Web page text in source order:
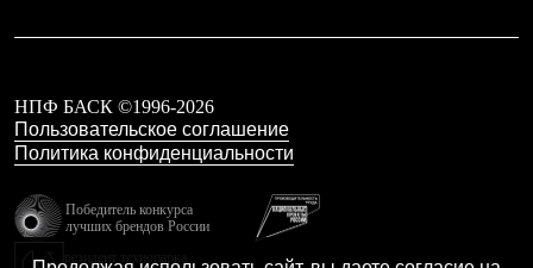
Тенты
Экспедиционные
Легкоходные
Альпинистские
Городские
Аксессуары для рюкзаков
Спальные мешки
Пуховые
Комбинированные
НПФ БАСК ©1996-2026
Пользовательское соглашение
Политика конфиденциальности
Победитель конкурса
лучших брендов России